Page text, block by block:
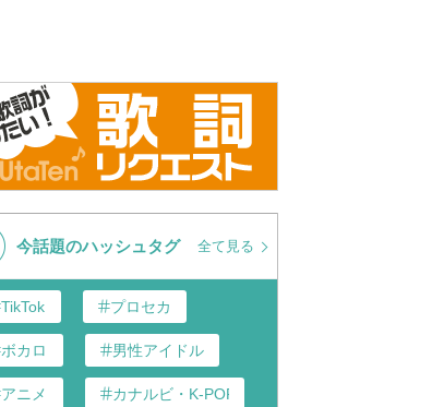
今話題のハッシュタグ 全て見る
TikTok プロセカ
ボカロ 男性アイドル
アニメ カナルビ・K-POP和訳